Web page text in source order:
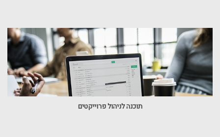
תוכנה לניהול פרוייקטים